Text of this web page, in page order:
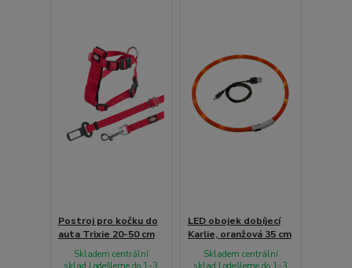
Postroj pro kočku do
auta Trixie 20-50 cm
Skladem centrální
LED obojek dobíjecí
Karlie, oranžová 35 cm
Skladem centrální